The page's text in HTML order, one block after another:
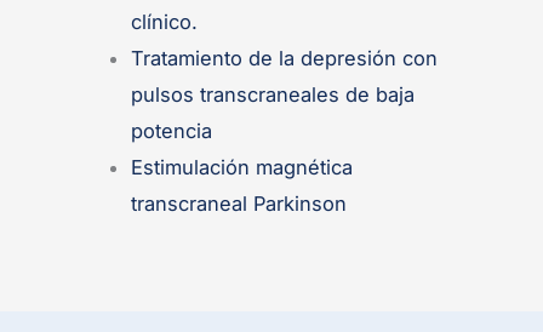
clínico.
Tratamiento de la depresión con
pulsos transcraneales de baja
potencia
Estimulación magnética
transcraneal Parkinson